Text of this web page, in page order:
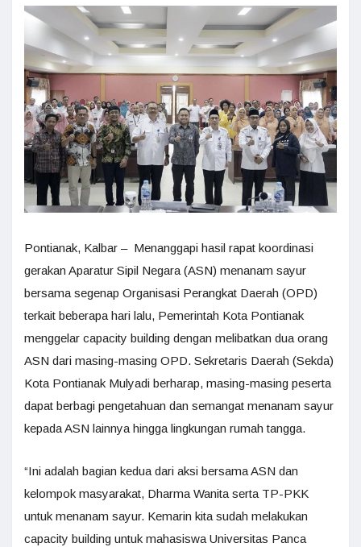
Pontianak, Kalbar – Menanggapi hasil rapat koordinasi
gerakan Aparatur Sipil Negara (ASN) menanam sayur
bersama segenap Organisasi Perangkat Daerah (OPD)
terkait beberapa hari lalu, Pemerintah Kota Pontianak
menggelar capacity building dengan melibatkan dua orang
ASN dari masing-masing OPD. Sekretaris Daerah (Sekda)
Kota Pontianak Mulyadi berharap, masing-masing peserta
dapat berbagi pengetahuan dan semangat menanam sayur
kepada ASN lainnya hingga lingkungan rumah tangga.
“Ini adalah bagian kedua dari aksi bersama ASN dan
kelompok masyarakat, Dharma Wanita serta TP-PKK
untuk menanam sayur. Kemarin kita sudah melakukan
capacity building untuk mahasiswa Universitas Panca